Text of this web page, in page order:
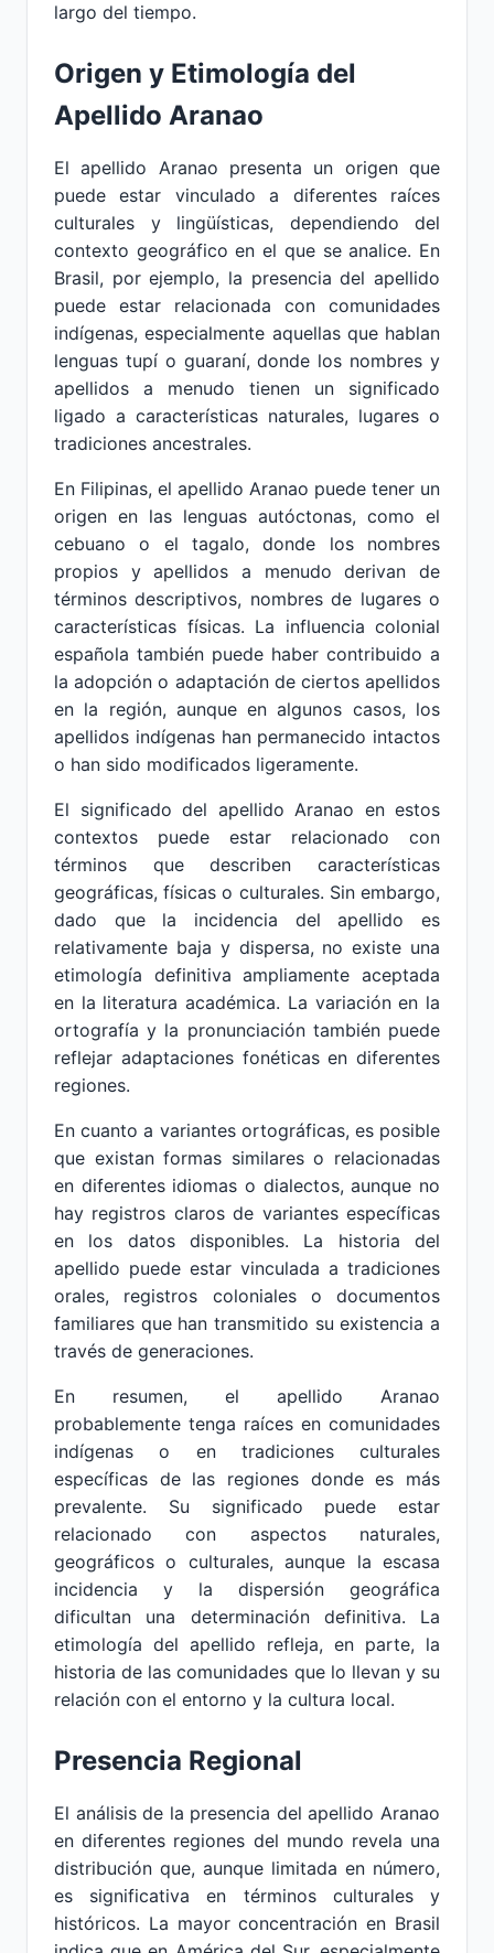
largo del tiempo.
Origen y Etimología del
Apellido Aranao
El apellido Aranao presenta un origen que
puede estar vinculado a diferentes raíces
culturales y lingüísticas, dependiendo del
contexto geográfico en el que se analice. En
Brasil, por ejemplo, la presencia del apellido
puede estar relacionada con comunidades
indígenas, especialmente aquellas que hablan
lenguas tupí o guaraní, donde los nombres y
apellidos a menudo tienen un significado
ligado a características naturales, lugares o
tradiciones ancestrales.
En Filipinas, el apellido Aranao puede tener un
origen en las lenguas autóctonas, como el
cebuano o el tagalo, donde los nombres
propios y apellidos a menudo derivan de
términos descriptivos, nombres de lugares o
características físicas. La influencia colonial
española también puede haber contribuido a
la adopción o adaptación de ciertos apellidos
en la región, aunque en algunos casos, los
apellidos indígenas han permanecido intactos
o han sido modificados ligeramente.
El significado del apellido Aranao en estos
contextos puede estar relacionado con
términos que describen características
geográficas, físicas o culturales. Sin embargo,
dado que la incidencia del apellido es
relativamente baja y dispersa, no existe una
etimología definitiva ampliamente aceptada
en la literatura académica. La variación en la
ortografía y la pronunciación también puede
reflejar adaptaciones fonéticas en diferentes
regiones.
En cuanto a variantes ortográficas, es posible
que existan formas similares o relacionadas
en diferentes idiomas o dialectos, aunque no
hay registros claros de variantes específicas
en los datos disponibles. La historia del
apellido puede estar vinculada a tradiciones
orales, registros coloniales o documentos
familiares que han transmitido su existencia a
través de generaciones.
En resumen, el apellido Aranao
probablemente tenga raíces en comunidades
indígenas o en tradiciones culturales
específicas de las regiones donde es más
prevalente. Su significado puede estar
relacionado con aspectos naturales,
geográficos o culturales, aunque la escasa
incidencia y la dispersión geográfica
dificultan una determinación definitiva. La
etimología del apellido refleja, en parte, la
historia de las comunidades que lo llevan y su
relación con el entorno y la cultura local.
Presencia Regional
El análisis de la presencia del apellido Aranao
en diferentes regiones del mundo revela una
distribución que, aunque limitada en número,
es significativa en términos culturales y
históricos. La mayor concentración en Brasil